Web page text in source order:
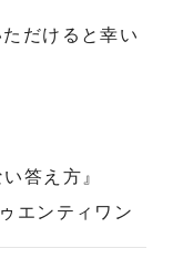
だけると幸い
答え方』
エンティワン